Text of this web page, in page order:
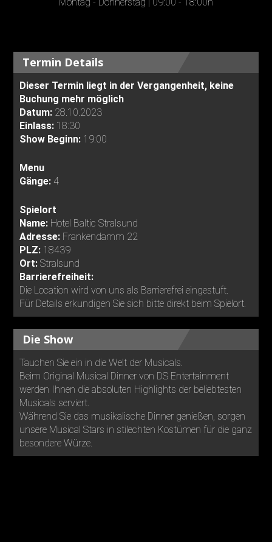
Termin Details
Dieser Termin liegt in der Vergangenheit, keine
Buchung mehr möglich
Datum: 28.10.2023
Einlass: 18:30
Show Beginn: 19:00
Menu
Gänge: 4
Spielort
Name: Hotel Baltic Stralsund
Adresse: Frankendamm 22
PLZ: 18439
Ort:Stralsund
Barrierefreiheit:
Die Location wird von uns als Barrierefrei eingestuft.
Für Details erkundigen Sie sich bitte direkt beim Spielort.
Die Show
Tauchen Sie ein in die Welt der Musicals.
Beim Original Musical Dinner von DS Entertainment
werden Ihnen die absoluten Highlights der beliebtesten
Musicals serviert.
Während Sie das musikalische Dinner genießen, sorgen
unsere Musical Stars in stilechten Kostümen für die ganz
besondere Würze.